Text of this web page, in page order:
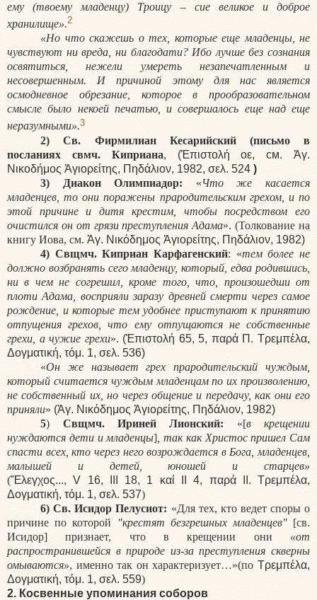
ему (твоему младенцу) Троицу – сие великое и доброе
хранилище».2
«Но что скажешь о тех, которые еще младенцы, не
чувствуют ни вреда, ни благодати? Ибо лучше без сознания
освятиться, нежели умереть незапечатленным и
несовершенным. И причиной этому для нас является
осмодневное обрезание, которое в прообразовательном
смысле было некоей печатью, и совершалось еще над еще
неразумными».3
2) Св. Фирмилиан Кесарийский (письмо в
посланиях свмч. Киприана, (Ἐπιστολήοε, см.Ἁγ.
Νικοδήμος Ἁγιορείτης, Πηδάλιον, 1982, σελ. 524 )
3) Диакон Олимпиадор: «Что же касается
младенцев, то они поражены прародительским грехом, и по
этой причине и дитя крестим, чтобы посредством его
очистился он от грязи преступления Адама». (Толкование на
книгу Иова, см. Ἁγ. Νικόδημος Ἁγιορείτης, Πηδάλιον, 1982)
4) Свщмч. Киприан Карфагенский: «тем более не
должно возбранять сего младенцу, который, едва родившись,
ни в чем не согрешил, кроме того, что, произошедши от
плоти Адама, восприяли заразу древней смерти через самое
рождение, и которые тем удобнее приступают к принятию
отпущения грехов, что ему отпущаются не собственные
грехи, а чужие грехи». (Ἐπιστολή 65, 5, παρά Π .Τρεμπέλα,
Δογματική, τόμ. 1, σελ. 536)
«Он же называет грех прародительский чуждым,
который считается чуждым младенцам по их произволению,
не собственный их, но через общение и передачу, как они его
приняли» (Ἁγ. Νικόδημος Ἁγιορείτης, Πηδάλιον, 1982)
5) Свщмч. Ириней Лионский: «[в крещении
нуждаются дети и младенцы] , так как Христос пришел Сам
спасти всех, кто через него возрождается в Бога, младенцев,
малышей и детей, юношей и старцев»
(Ἔλεγχος...,V 16, 18, 1 καί II4, παρά II .Τρεμπέλα,
Δογματική, τόμ. 1, σελ. 537)
6) Св. Исидор Пелусиот: «Для тех, кто ведет споры о
причине по которой "крестят безгрешных младенцев" [cв.
Исидор] признает, что в крещении они «от
распространившейся в природе из-за преступления скверны
омываются», именно так он характеризует…»(по Τρεμπέλα,
Δογματική, τόμ. 1, σελ. 559)
2. Косвенные упоминания соборов